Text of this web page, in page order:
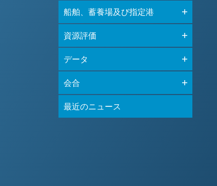
船舶、蓄養場及び指定港
資源評価
データ
会合
最近のニュース